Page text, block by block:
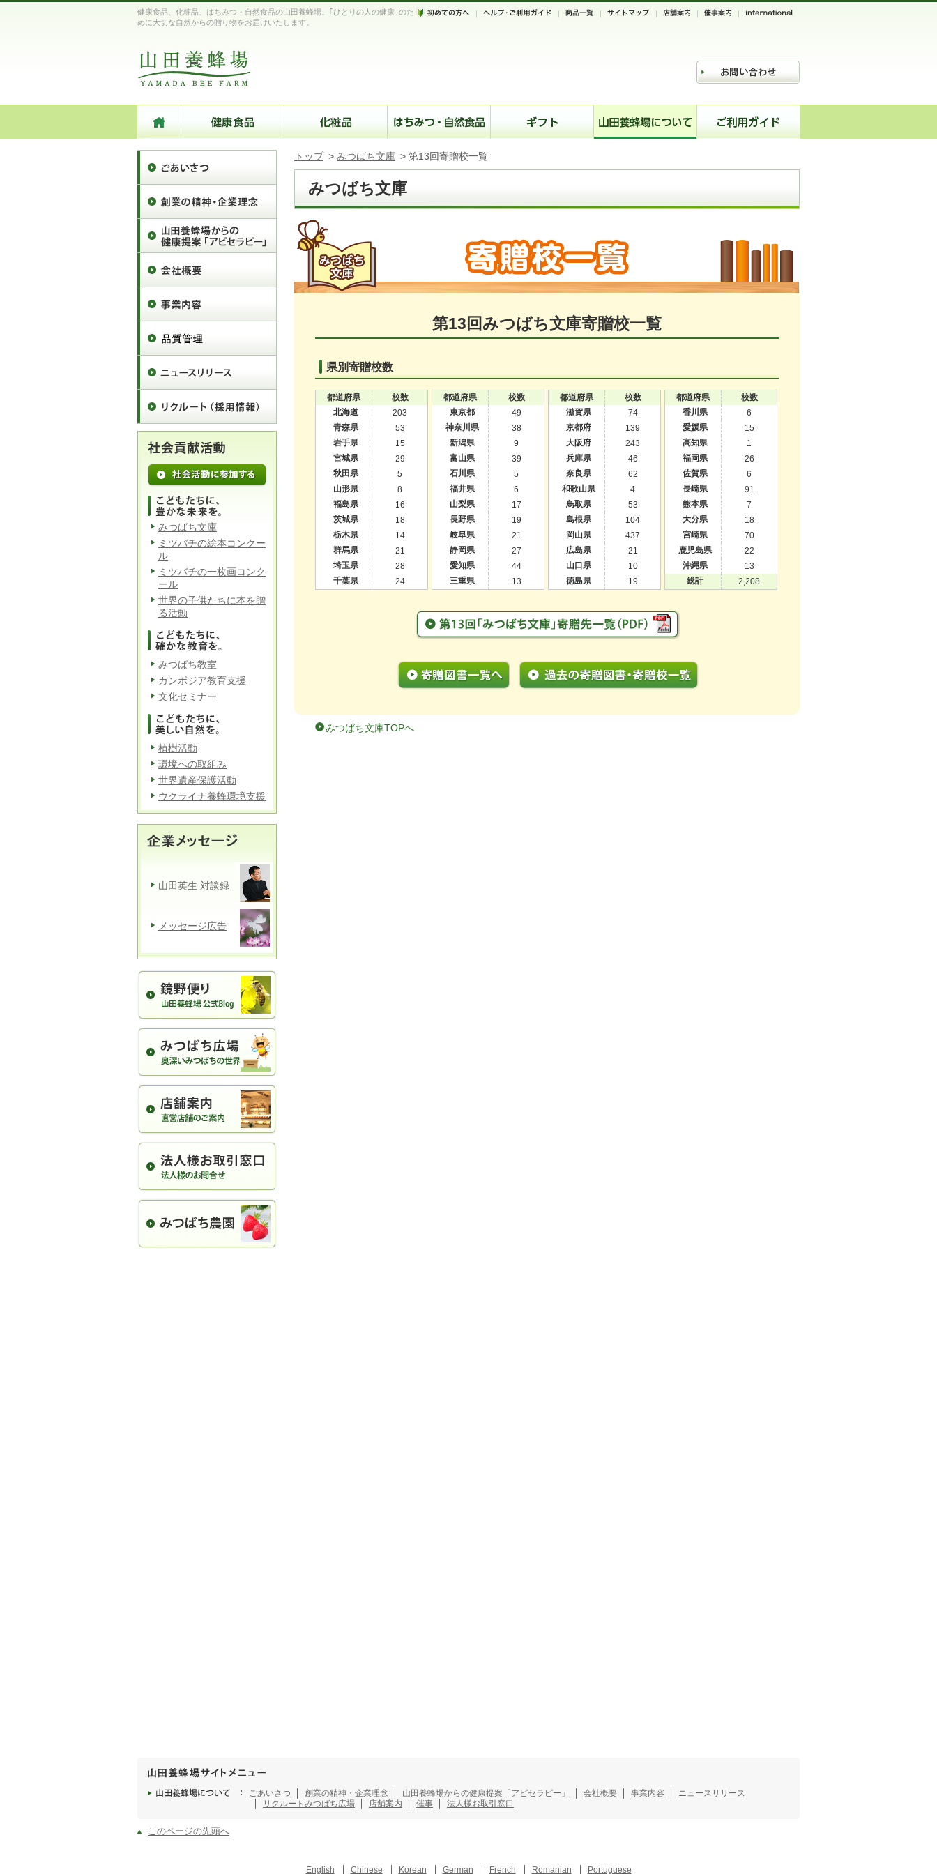
健康食品、化粧品、はちみつ・自然食品の山田養蜂場。｢ひとりの人の健康｣のた
めに大切な自然からの贈り物をお届けいたします。
トップ > みつばち文庫 > 第13回寄贈校一覧
みつばち文庫
第13回みつばち文庫寄贈校一覧
県別寄贈校数
都道府県
校数
北海道
203
青森県
53
岩手県
15
宮城県
29
秋田県
5
山形県
8
福島県
16
茨城県
18
栃木県
14
群馬県
21
埼玉県
28
千葉県
24
都道府県
校数
東京都
49
神奈川県
38
新潟県
9
富山県
39
石川県
5
福井県
6
山梨県
17
長野県
19
岐阜県
21
静岡県
27
愛知県
44
三重県
13
都道府県
校数
滋賀県
74
京都府
139
大阪府
243
兵庫県
46
奈良県
62
和歌山県
4
鳥取県
53
島根県
104
岡山県
437
広島県
21
山口県
10
徳島県
19
都道府県
校数
香川県
6
愛媛県
15
高知県
1
福岡県
26
佐賀県
6
長崎県
91
熊本県
7
大分県
18
宮崎県
70
鹿児島県
22
沖縄県
13
総計
2,208
みつばち文庫TOPへ
みつばち文庫
ミツバチの絵本コンクー
ル
ミツバチの一枚画コンク
ール
世界の子供たちに本を贈
る活動
みつばち教室
カンボジア教育支援
文化セミナー
植樹活動
環境への取組み
世界遺産保護活動
ウクライナ養蜂環境支援
山田英生 対談録
メッセージ広告
ごあいさつ 創業の精神・企業理念 山田養蜂場からの健康提案「アピセラピー」 会社概要 事業内容
ニュースリリース
リクルート みつばち広場 店舗案内 催事 法人様お取引窓口
このページの先頭へ
English Chinese Korean German French Romanian Portuguese